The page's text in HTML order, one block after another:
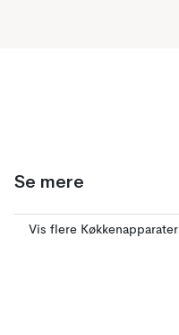
Se mere
Vis flere Køkkenapparater